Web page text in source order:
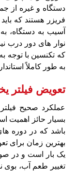
دستگاه و غیره از
فریزر هستند که
آسیب به دستگاه،
نوار های دور درب
که تکنسین با توجه
به‌ طور کاملاً
تعویض فیلتر
عملکرد صحیح
بسیار حائز اهمیت
باشد که در دوره‌
یک‌ بار است و در
تغییر طعم آب،